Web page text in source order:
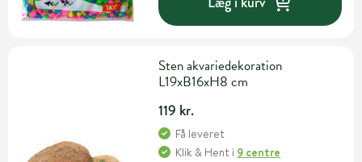
Sten akvariedekoration
L19xB16xH8 cm
119 kr.
Få leveret
Klik & Hent i 9 centre